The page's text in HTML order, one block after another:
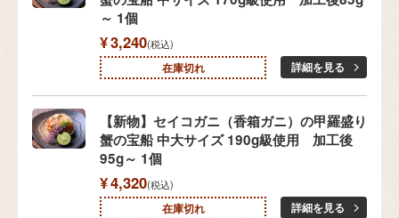
～ 1個
¥3,240 税込
在庫切れ 詳細を見る
【新物】セイコガニ（香箱ガニ）の甲羅盛り
蟹の宝船 中大サイズ 190g級使用 加工後
95g～ 1個
¥4,320 税込
在庫切れ 詳細を見る